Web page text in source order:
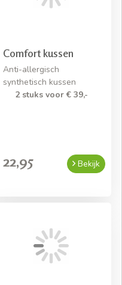
Comfort kussen
Anti-allergisch
synthetisch kussen
2 stuks voor € 39,-
22,95 Bekijk